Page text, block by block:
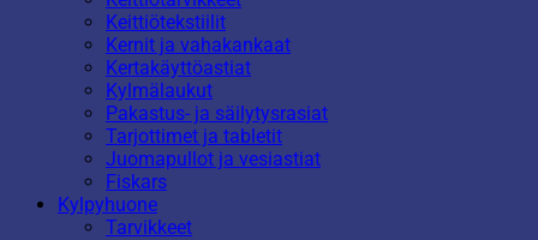
Keittiötekstiilit
Kernit ja vahakankaat
Kertakäyttöastiat
Kylmälaukut
Pakastus- ja säilytysrasiat
Tarjottimet ja tabletit
Juomapullot ja vesiastiat
Fiskars
Kylpyhuone
Tarvikkeet